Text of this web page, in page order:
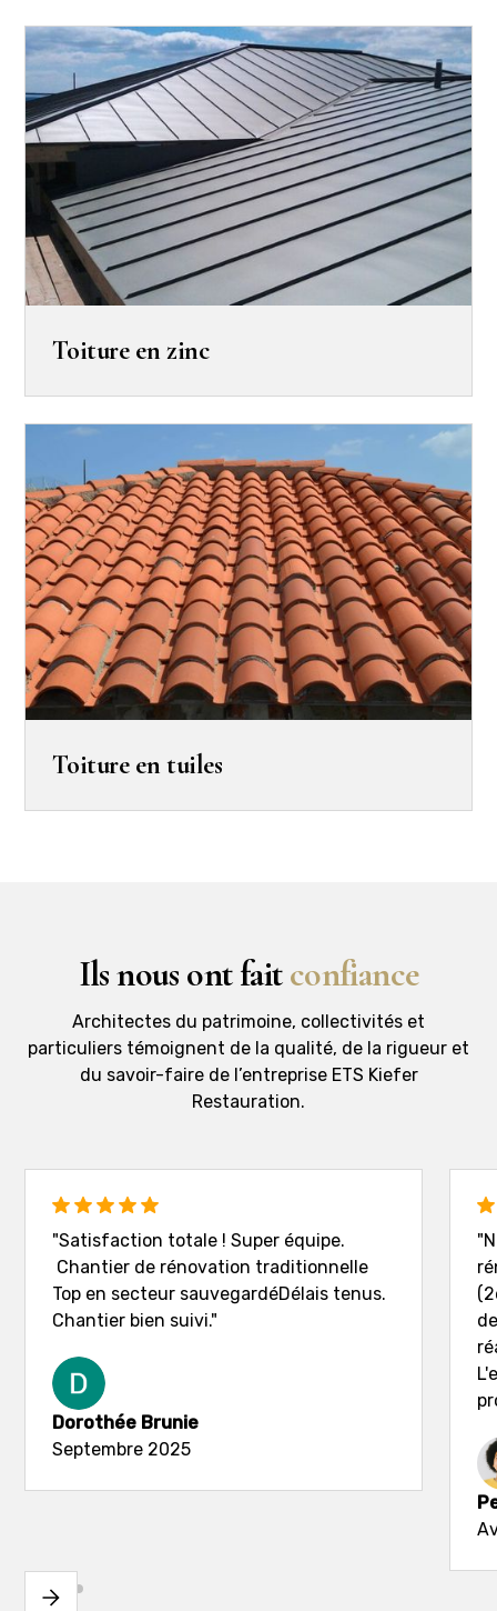
Toiture en zinc
Toiture en tuiles
Ils nous ont faitconfiance
Architectes du patrimoine, collectivités et
particuliers témoignent de la qualité, de la rigueur et
du savoir-faire de l’entreprise ETS Kiefer
Restauration.
"Satisfaction totale ! Super équipe.
Chantier de rénovation traditionnelle
Top en secteur sauvegardéDélais tenus.
Chantier bien suivi."
Dorothée Brunie
Septembre 2025